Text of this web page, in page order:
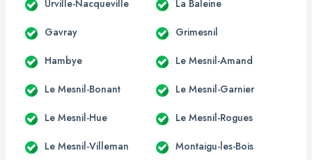
Urville-Nacqueville La Baleine
Gavray Grimesnil
Hambye Le Mesnil-Amand
Le Mesnil-Bonant Le Mesnil-Garnier
Le Mesnil-Hue Le Mesnil-Rogues
Le Mesnil-Villeman Montaigu-les-Bois